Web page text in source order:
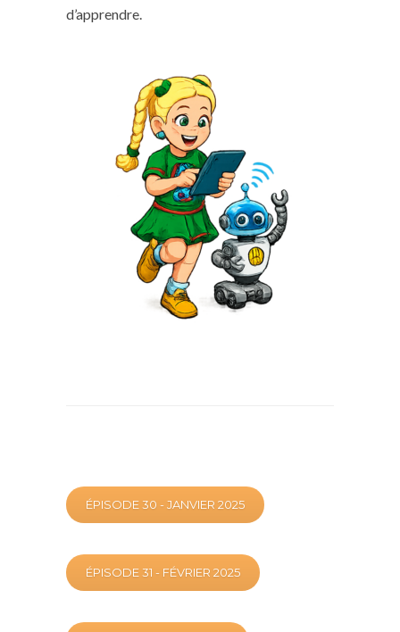
d’apprendre.
ÉPISODE 30 - JANVIER 2025
ÉPISODE 31 - FÉVRIER 2025